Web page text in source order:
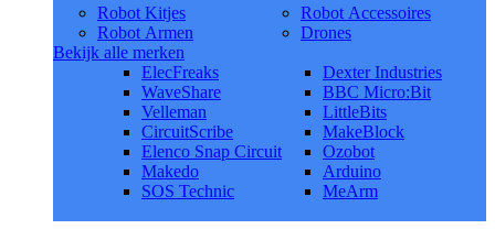
Robot Kitjes
Robot Armen
Robot Accessoires
Drones
Bekijk alle merken
ElecFreaks
WaveShare
Velleman
CircuitScribe
Elenco Snap Circuit
Makedo
SOS Technic
Dexter Industries
BBC Micro:Bit
LittleBits
MakeBlock
Ozobot
Arduino
MeArm